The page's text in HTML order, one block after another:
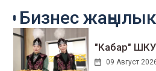
Бизнес
"Кабар" ШКУ
09 Август